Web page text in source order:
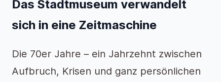
Das Stadtmuseum verwandelt
sich in eine Zeitmaschine
Die 70er Jahre – ein Jahrzehnt zwischen
Aufbruch, Krisen und ganz persönlichen